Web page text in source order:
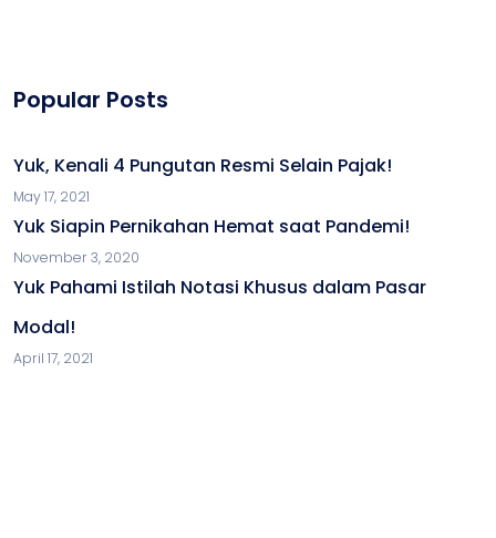
Popular Posts
Yuk, Kenali 4 Pungutan Resmi Selain Pajak!
May 17, 2021
Yuk Siapin Pernikahan Hemat saat Pandemi!
November 3, 2020
Yuk Pahami Istilah Notasi Khusus dalam Pasar
Modal!
April 17, 2021